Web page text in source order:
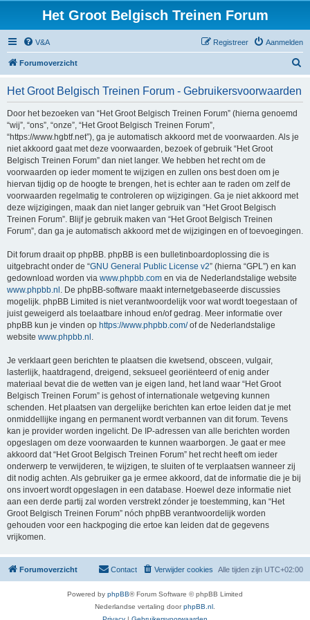
Het Groot Belgisch Treinen Forum
V&A Aanmelden
Registreer
Forumoverzicht
Het Groot Belgisch Treinen Forum - Gebruikersvoorwaarden
Door het bezoeken van “Het Groot Belgisch Treinen Forum” (hierna genoemd
“wij”, “ons”, “onze”, “Het Groot Belgisch Treinen Forum”,
“https://www.hgbtf.net”), ga je automatisch akkoord met de voorwaarden. Als je
niet akkoord gaat met deze voorwaarden, bezoek of gebruik “Het Groot
Belgisch Treinen Forum” dan niet langer. We hebben het recht om de
voorwaarden op ieder moment te wijzigen en zullen ons best doen om je
hiervan tijdig op de hoogte te brengen, het is echter aan te raden om zelf de
voorwaarden regelmatig te controleren op wijzigingen. Ga je niet akkoord met
deze wijzigingen, maak dan niet langer gebruik van “Het Groot Belgisch
Treinen Forum”. Blijf je gebruik maken van “Het Groot Belgisch Treinen
Forum”, dan ga je automatisch akkoord met de wijzigingen en of toevoegingen.
Dit forum draait op phpBB. phpBB is een bulletinboardoplossing die is
uitgebracht onder de “GNU General Public License v2” (hierna “GPL”) en kan
gedownload worden via www.phpbb.com en via de Nederlandstalige website
www.phpbb.nl . De phpBB-software maakt internetgebaseerde discussies
mogelijk. phpBB Limited is niet verantwoordelijk voor wat wordt toegestaan of
juist geweigerd als toelaatbare inhoud en/of gedrag. Meer informatie over
phpBB kun je vinden op https://www.phpbb.com/of de Nederlandstalige
website www.phpbb.nl .
Je verklaart geen berichten te plaatsen die kwetsend, obsceen, vulgair,
lasterlijk, haatdragend, dreigend, seksueel georiënteerd of enig ander
materiaal bevat die de wetten van je eigen land, het land waar “Het Groot
Belgisch Treinen Forum” is gehost of internationale wetgeving kunnen
schenden. Het plaatsen van dergelijke berichten kan ertoe leiden dat je met
onmiddellijke ingang en permanent wordt verbannen van dit forum. Tevens
kan je provider worden ingelicht. De IP-adressen van alle berichten worden
opgeslagen om deze voorwaarden te kunnen waarborgen. Je gaat er mee
akkoord dat “Het Groot Belgisch Treinen Forum” het recht heeft om ieder
onderwerp te verwijderen, te wijzigen, te sluiten of te verplaatsen wanneer zij
dit nodig achten. Als gebruiker ga je ermee akkoord, dat de informatie die je bij
ons invoert wordt opgeslagen in een database. Hoewel deze informatie niet
aan een derde partij zal worden verstrekt zónder je toestemming, kan “Het
Groot Belgisch Treinen Forum” nóch phpBB verantwoordelijk worden
gehouden voor een hackpoging die ertoe kan leiden dat de gegevens
vrijkomen.
Forumoverzicht Alle tijden zijn UTC+02:00
Verwijder cookies
Contact
Powered by phpBB® Forum Software © phpBB Limited
Nederlandse vertaling doorphpBB.nl